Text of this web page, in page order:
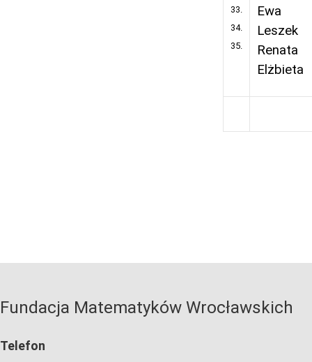
33.
34.
35.
Ewa
Leszek
Renata
Elżbieta
Fundacja Matematyków Wrocławskich
Telefon